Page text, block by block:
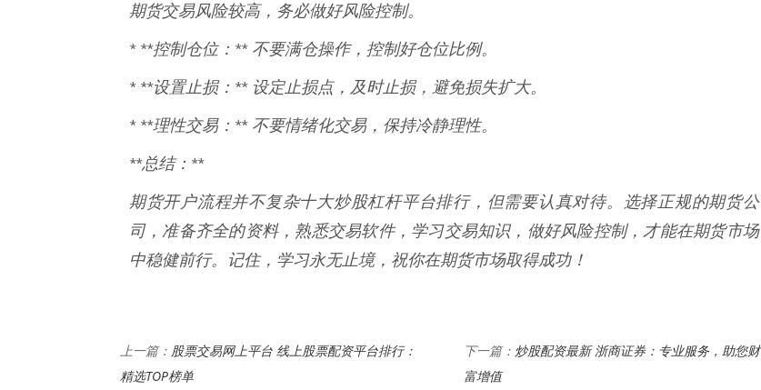
期货交易风险较高，务必做好风险控制。
* **控制仓位：** 不要满仓操作，控制好仓位比例。
* **设置止损：** 设定止损点，及时止损，避免损失扩大。
* **理性交易：** 不要情绪化交易，保持冷静理性。
**总结：**
期货开户流程并不复杂十大炒股杠杆平台排行，但需要认真对待。选择正规的期货公
司，准备齐全的资料，熟悉交易软件，学习交易知识，做好风险控制，才能在期货市场
中稳健前行。记住，学习永无止境，祝你在期货市场取得成功！
上一篇： 股票交易网上平台 线上股票配资平台排行：
精选TOP榜单
下一篇： 炒股配资最新 浙商证券：专业服务，助您财
富增值